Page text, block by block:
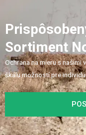
Sortiment
Ochrana na mieru s našimi
škálu možností pre